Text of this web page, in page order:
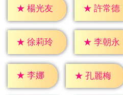
★ 楊光友 ★ 許常德
★ 徐莉玲 ★ 李朝永
★ 李娜 ★ 孔麗梅